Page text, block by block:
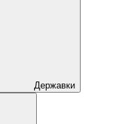
Державки